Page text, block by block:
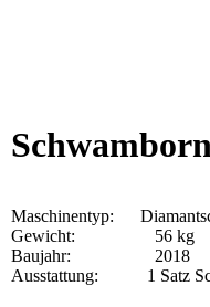
Maschinentyp:
Gewicht: 56 kg
Baujahr: 2018
Ausstattung: 1 Satz